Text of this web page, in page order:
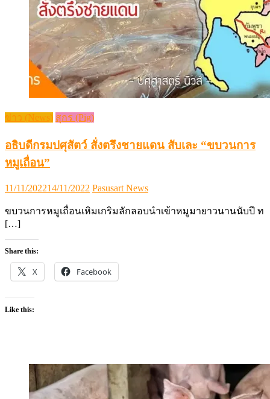
ข่าว (News) สุกร (Pig)
อธิบดีกรมปศุสัตว์ สั่งตรึงชายแดน สับเละ “ขบวนการ
หมูเถื่อน”
Posted
11/11/202214/11/2022 Author
Pasusart News
ขบวนการหมูเถื่อนเหิมเกริมลักลอบนำเข้าหมูมายาวนานนับปี ท
[…]
Share this:
X Facebook
Like this: